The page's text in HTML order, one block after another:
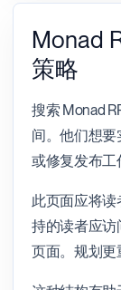
Monad
策略
搜索 Monad
间。他们想
或修复发布工
此页面应将
持的读者应
页面。规划更